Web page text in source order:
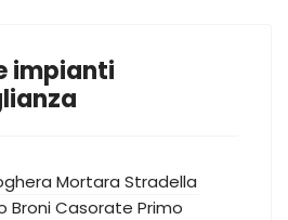
impianti
Mortara Stradella
BroniCasorate Primo